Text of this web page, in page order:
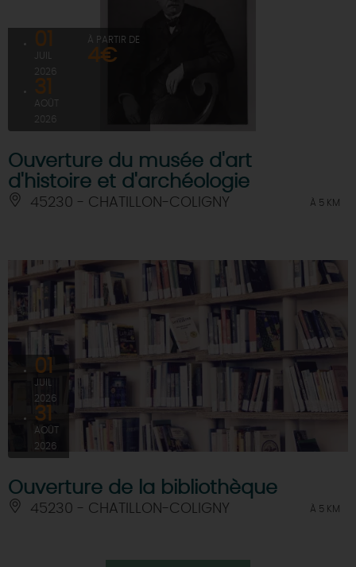
01
2026
31
AOÛT
2026
À PARTIR DE
4€
Ouverture du musée d'art
d'histoire et d'archéologie
45230 - CHATILLON-COLIGNY À 5 KM
01
JUIL
2026
31
AOÛT
2026
Ouverture de la bibliothèque
45230 - CHATILLON-COLIGNY À 5 KM